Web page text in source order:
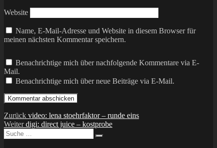
Website
Name, E-Mail-Adresse und Website in diesem Browser für
meinen nächsten Kommentar speichern.
Benachrichtige mich über nachfolgende Kommentare via E-
Mail.
Benachrichtige mich über neue Beiträge via E-Mail.
Beitragsnavigation
Zurück Vorheriger
Beitrag:
video: lena stoehrfaktor – runde eins
Weiter Nächster
digi: direct juice – kostprobe
Suche
nach: